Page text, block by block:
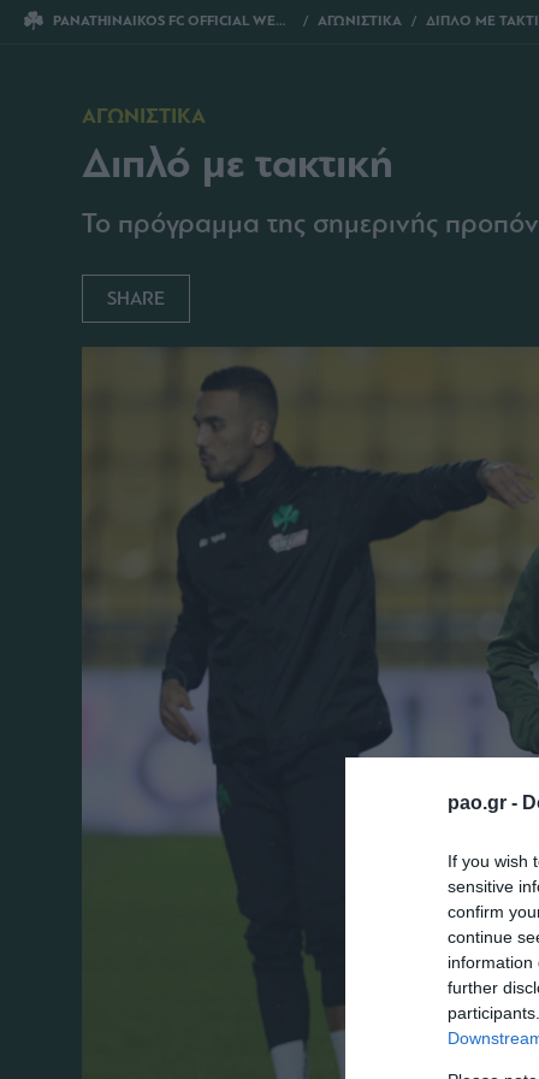
pao.gr -
If you wish
sensitive
confirm
continue
information
further
PANATHINAIKOS FC OFFICIAL WEBSITE ΑΓΩΝΙΣΤΙΚΑ ΔΙΠΛΟ ΜΕ
ΑΓΩΝΙΣΤΙΚΑ
Διπλό με τακτική
Το πρόγραμμα της σημερινής
SHARE